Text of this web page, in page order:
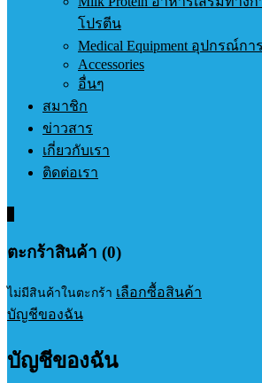
โปรตีน
Medical Equipment อุปกรณ์ก
Accessories
อื่นๆ
สมาชิก
ข่าวสาร
เกี่ยวกับเรา
ติดต่อเรา
ตะกร้าสินค้า (0)
ไม่มีสินค้าในตะกร้า เลือกซื้อสินค้า
บัญชีของฉัน
บัญชีของฉัน